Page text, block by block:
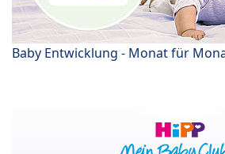
Baby Entwicklung - Monat für